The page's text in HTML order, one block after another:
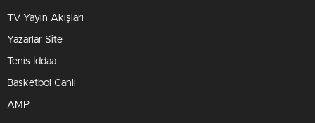
TV Yayın Akışları
Yazarlar Site
Tenis İddaa
Basketbol Canlı
AMP